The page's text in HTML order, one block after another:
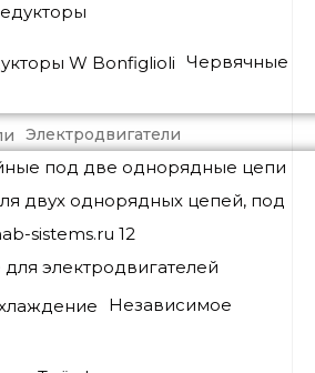
Червячные
Электродвигатели
электродвигателей
Независимое